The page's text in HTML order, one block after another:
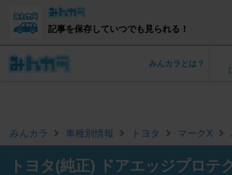
記事を保存していつでも見られる！
みんカラとは？
みんカラ 車種別情報 トヨタ マークX
トヨタ(純正) ドアエッジプロテ